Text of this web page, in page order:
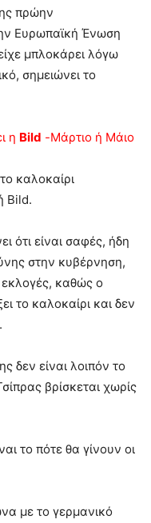
πρώην
Ευρωπαϊκή Ένωση
μπλοκάρει λόγω
σημειώνει το
η Bild -Μάρτιο ή Μάιο
καλοκαίρι
Bild.
ότι είναι σαφές, ήδη
στην κυβέρνηση,
καθώς ο
το καλοκαίρι και δεν
δεν είναι λοιπόν το
βρίσκεται χωρίς
το πότε θα γίνουν οι
με το γερμανικό